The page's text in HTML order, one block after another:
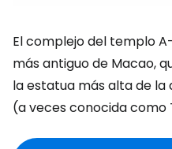
El complejo del templo
más antiguo de Macao,
la estatua más alta de la
(a veces conocida como